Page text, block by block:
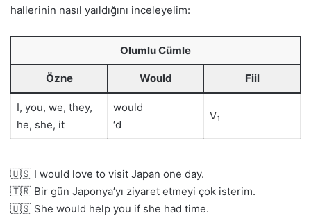
hallerinin nasıl yaıldığını inceleyelim:
Olumlu Cümle
Özne Would Fiil
I, you, we, they,
he, she, it
would
‘d
V1
🇺🇸 I would love to visit Japan one day.
🇹🇷 Bir gün Japonya’yı ziyaret etmeyi çok isterim.
🇺🇸 She would help you if she had time.